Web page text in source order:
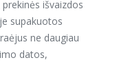
išvaizdos
supakuotos
ne daugiau
datos,